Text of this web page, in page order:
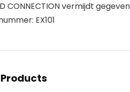
CONNECTION vermijdt
EX101